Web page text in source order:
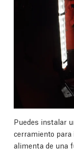
Puedes instalar
cerramiento para
alimenta de una